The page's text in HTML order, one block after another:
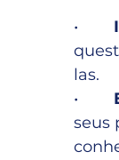
•
las.
•
seus